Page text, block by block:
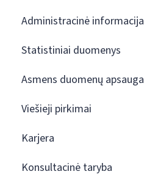
Administracinė informacija
Statistiniai duomenys
Asmens duomenų apsauga
Viešieji pirkimai
Karjera
Konsultacinė taryba